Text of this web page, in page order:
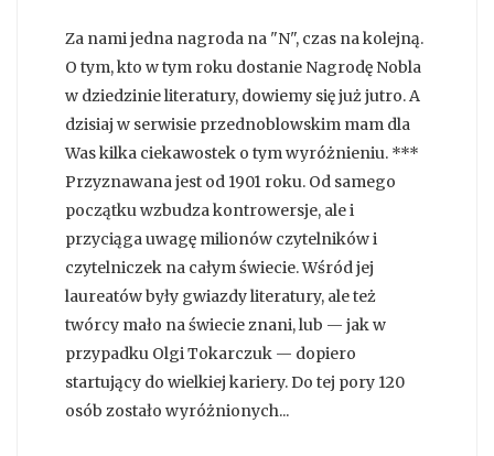
Za nami jedna nagroda na "N", czas na kolejną.
O tym, kto w tym roku dostanie Nagrodę Nobla
w dziedzinie literatury, dowiemy się już jutro. A
dzisiaj w serwisie przednoblowskim mam dla
Was kilka ciekawostek o tym wyróżnieniu. ***
Przyznawana jest od 1901 roku. Od samego
początku wzbudza kontrowersje, ale i
przyciąga uwagę milionów czytelników i
czytelniczek na całym świecie. Wśród jej
laureatów były gwiazdy literatury, ale też
twórcy mało na świecie znani, lub — jak w
przypadku Olgi Tokarczuk — dopiero
startujący do wielkiej kariery. Do tej pory 120
osób zostało wyróżnionych...